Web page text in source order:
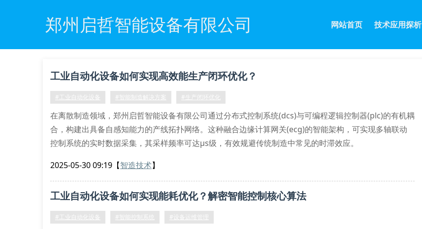
郑州启哲智能设备有限公司 网站首页 技术应用探析
工业自动化设备如何实现高效能生产闭环优化？
#工业自动化设备 #智能制造解决方案 #生产闭环优化
在离散制造领域，郑州启哲智能设备有限公司通过分布式控制系统(dcs)与可编程逻辑控制器(plc)的有机耦
合，构建出具备自感知能力的产线拓扑网络。这种融合边缘计算网关(ecg)的智能架构，可实现多轴联动
控制系统的实时数据采集，其采样频率可达μs级，有效规避传统制造中常见的时滞效应。
面加工时，六自由度机
2025-05-30 09:19 【智造技术】
工业自动化设备如何实现能耗优化？解密智能控制核心算法
#工业自动化设备 #智能控制系统 #设备运维管理